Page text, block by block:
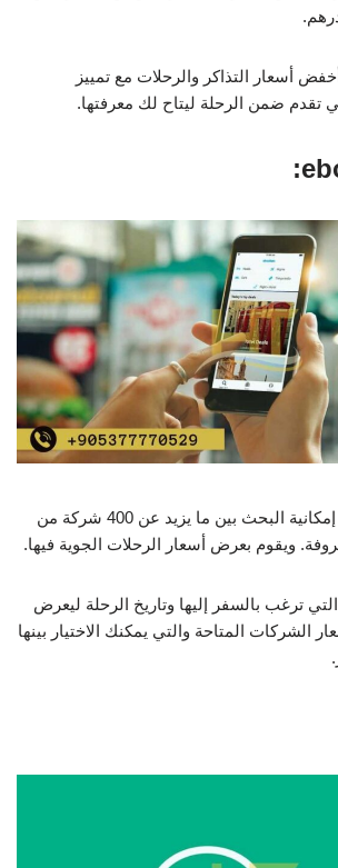
أسعار التذاكر والرحلات مع تمييز
تقدم ضمن الرحلة ليتاح لك معرفتها.
يوفر موقع ebookers إمكانية البحث بين ما يزيد عن 400 شركة من
ويقوم بعرض أسعار الرحلات الجوية فيها.
ترغب بالسفر إليها وتاريخ الرحلة ليعرض
الشركات المتاحة والتي يمكنك الاختيار بينها